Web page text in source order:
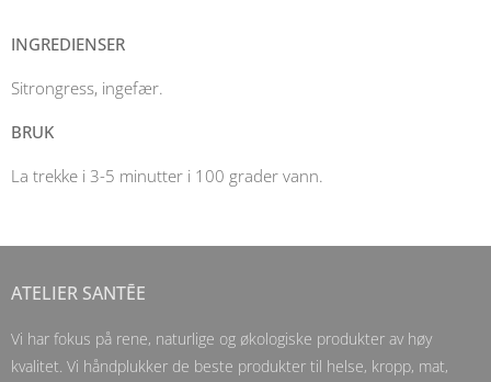
INGREDIENSER
Sitrongress, ingefær.
BRUK
La trekke i 3-5 minutter i 100 grader vann.
ATELIER SANTĒE
Vi har fokus på rene, naturlige og økologiske produkter av høy
kvalitet. Vi håndplukker de beste produkter til helse, kropp, mat,